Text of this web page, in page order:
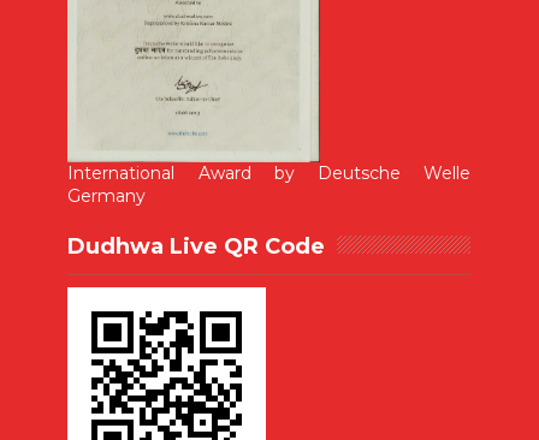
International Award by Deutsche Welle
Germany
Dudhwa Live QR Code